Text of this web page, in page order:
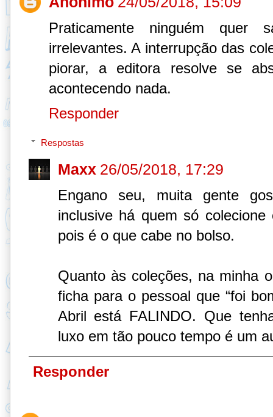
Praticamente ninguém quer
irrelevantes. A interrupção das
piorar, a editora resolve se
acontecendo nada.
Responder
Respostas
Maxx 26/05/2018, 17:29
Engano seu, muita gente
inclusive há quem só colecione
pois é o que cabe no bolso.
Quanto às coleções, na minha
ficha para o pessoal que “foi
Abril está FALINDO. Que
luxo em tão pouco tempo é um
Responder